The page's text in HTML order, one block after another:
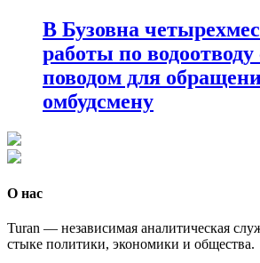
В Бузовна
работы по водоотводу
поводом для
омбудсмену
О нас
Turan — независимая аналитическая
стыке политики, экономики и общества.